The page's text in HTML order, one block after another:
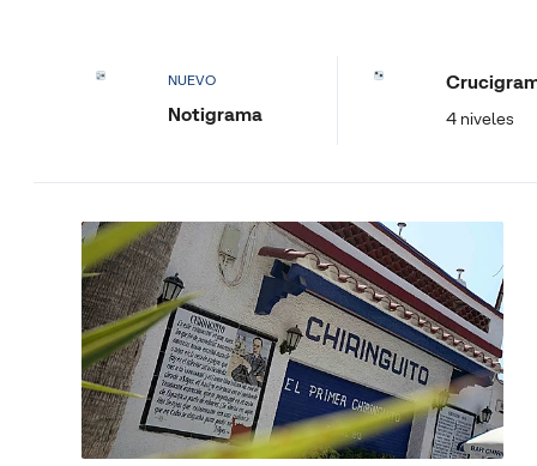
NUEVO
Notigrama 4 niveles